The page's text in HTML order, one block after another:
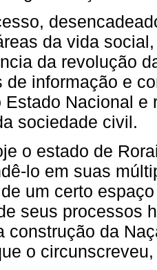
da vida
da revolução
de informação e
Estado Nacional
sociedade civil.
o estado de
lo em suas
um certo
seus processos
construção da
o